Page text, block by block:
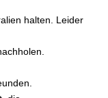
halten. Leider